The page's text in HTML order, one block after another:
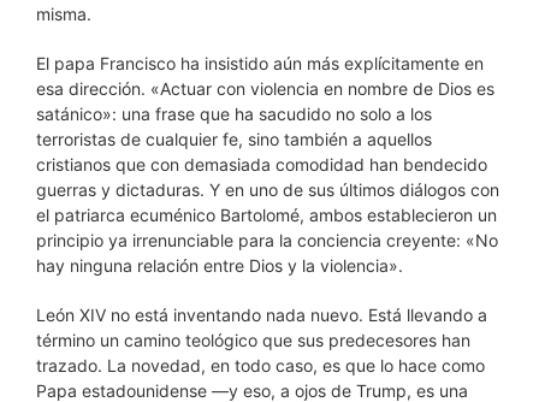
misma.
El papa Francisco ha insistido aún más explícitamente en
esa dirección. «Actuar con violencia en nombre de Dios es
satánico»: una frase que ha sacudido no solo a los
terroristas de cualquier fe, sino también a aquellos
cristianos que con demasiada comodidad han bendecido
guerras y dictaduras. Y en uno de sus últimos diálogos con
el patriarca ecuménico Bartolomé, ambos establecieron un
principio ya irrenunciable para la conciencia creyente: «No
hay ninguna relación entre Dios y la violencia».
León XIV no está inventando nada nuevo. Está llevando a
término un camino teológico que sus predecesores han
trazado. La novedad, en todo caso, es que lo hace como
Papa estadounidense —y eso, a ojos de Trump, es una